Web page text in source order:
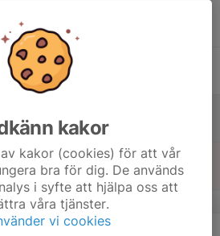
v.30
kakor
kakor (cookies) för att vår
bra för dig. De används
i syfte att hjälpa oss att
våra tjänster.
vi cookies